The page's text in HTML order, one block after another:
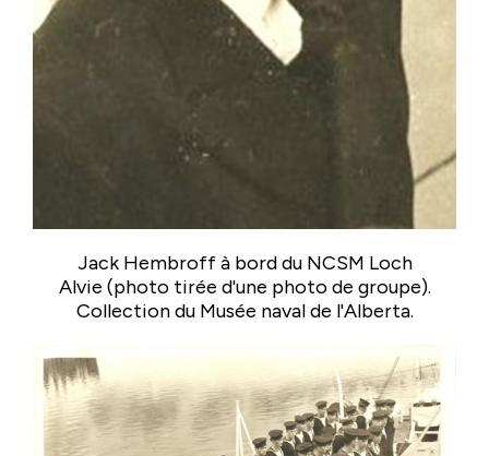
Jack Hembroff à bord du NCSM Loch
Alvie (photo tirée d'une photo de groupe).
Collection du Musée naval de l'Alberta.